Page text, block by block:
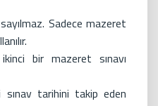
Sadece mazeret
bir mazeret sınavı
sınav tarihini takip eden